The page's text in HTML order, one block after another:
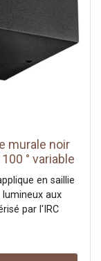
340 °, Sortie
lumineuse:
6 SDCM,
aux chocs:
nominale
/ tension
25 °C, Poids
lumineuse:
kWh/1.000h,
95 °
murale noir
° variable
en saillie
lumineux aux
par l'IRC
d'avocats,
privé. De plus,